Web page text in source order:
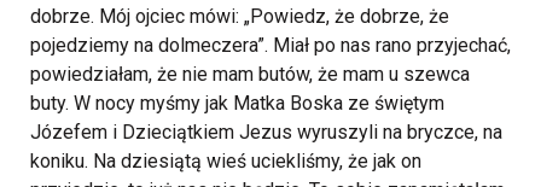
dobrze. Mój ojciec mówi: „Powiedz, że dobrze, że
pojedziemy na dolmeczera”. Miał po nas rano przyjechać,
powiedziałam, że nie mam butów, że mam u szewca
buty. W nocy myśmy jak Matka Boska ze świętym
Józefem i Dzieciątkiem Jezus wyruszyli na bryczce, na
koniku. Na dziesiątą wieś uciekliśmy, że jak on